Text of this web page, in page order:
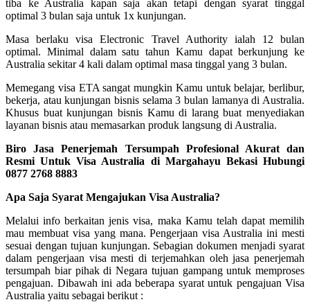
tiba ke Australia kapan saja akan tetapi dengan syarat tinggal
optimal 3 bulan saja untuk 1x kunjungan.
Masa berlaku visa Electronic Travel Authority ialah 12 bulan
optimal. Minimal dalam satu tahun Kamu dapat berkunjung ke
Australia sekitar 4 kali dalam optimal masa tinggal yang 3 bulan.
Memegang visa ETA sangat mungkin Kamu untuk belajar, berlibur,
bekerja, atau kunjungan bisnis selama 3 bulan lamanya di Australia.
Khusus buat kunjungan bisnis Kamu di larang buat menyediakan
layanan bisnis atau memasarkan produk langsung di Australia.
Biro Jasa Penerjemah Tersumpah Profesional Akurat dan
Resmi Untuk Visa Australia di Margahayu Bekasi Hubungi
0877 2768 8883
Apa Saja Syarat Mengajukan Visa Australia?
Melalui info berkaitan jenis visa, maka Kamu telah dapat memilih
mau membuat visa yang mana. Pengerjaan visa Australia ini mesti
sesuai dengan tujuan kunjungan. Sebagian dokumen menjadi syarat
dalam pengerjaan visa mesti di terjemahkan oleh jasa penerjemah
tersumpah biar pihak di Negara tujuan gampang untuk memproses
pengajuan. Dibawah ini ada beberapa syarat untuk pengajuan Visa
Australia yaitu sebagai berikut :